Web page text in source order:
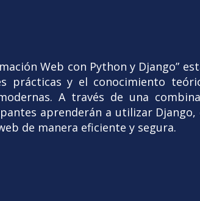
Web con Python y Django”
prácticas y el conocimiento
A través de una
aprenderán a utilizar
de manera eficiente y segura.